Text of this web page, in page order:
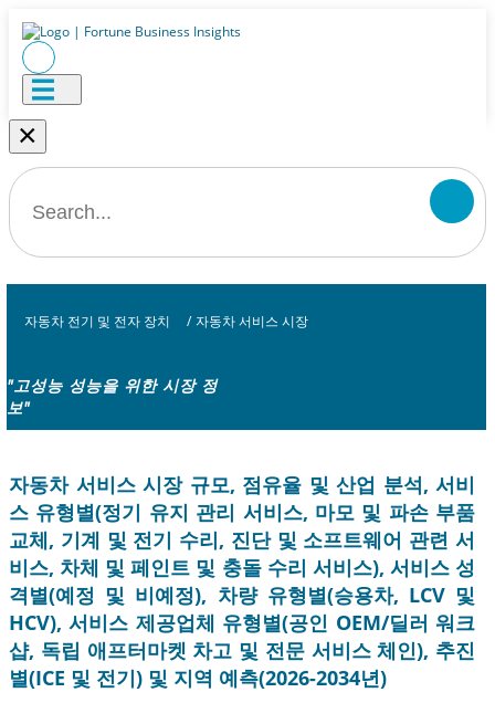
×
자동차 전기 및 전자 장치 / 자동차 서비스 시장
"고성능 성능을 위한 시장 정
보"
자동차 서비스 시장 규모, 점유율 및 산업 분석, 서비
스 유형별(정기 유지 관리 서비스, 마모 및 파손 부품
교체, 기계 및 전기 수리, 진단 및 소프트웨어 관련 서
비스, 차체 및 페인트 및 충돌 수리 서비스), 서비스 성
격별(예정 및 비예정), 차량 유형별(승용차, LCV 및
HCV), 서비스 제공업체 유형별(공인 OEM/딜러 워크
샵, 독립 애프터마켓 차고 및 전문 서비스 체인), 추진
별(ICE 및 전기) 및 지역 예측(2026-2034년)